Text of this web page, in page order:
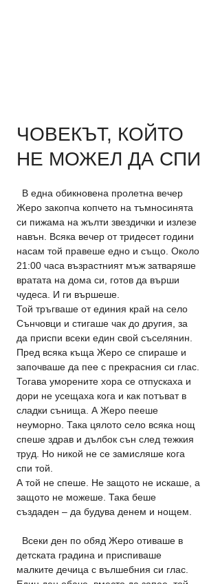
ЧОВЕКЪТ, КОЙТО
НЕ МОЖЕЛ ДА СПИ
Жеро закопча копчето на тъмносинята
си пижама на жълти звездички и излезе
навън. Всяка вечер от тридесет години
насам той правеше едно и също. Около
21:00 часа възрастният мъж затваряше
вратата на дома си, готов да върши
чудеса. И ги вършеше.
Той тръгваше от единия край на село
Сънчовци и стигаше чак до другия, за
да приспи всеки един свой съселянин.
Пред всяка къща Жеро се спираше и
започваше да пее с прекрасния си глас.
Тогава уморените хора се отпускаха и
дори не усещаха кога и как потъват в
сладки сънища. А Жеро пееше
неуморно. Така цялото село всяка нощ
спеше здрав и дълбок сън след тежкия
труд. Но никой не се замисляше кога
спи той.
А той не спеше. Не защото не искаше, а
защото не можеше. Така беше
създаден – да будува денем и нощем.
детската градина и приспиваше
малките дечица с вълшебния си глас.